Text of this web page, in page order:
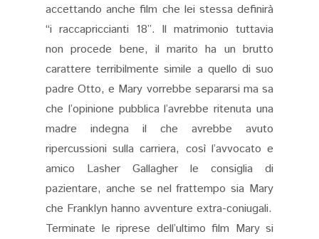
accettando anche film che lei stessa definirà
“i raccapriccianti 18”. Il matrimonio tuttavia
non procede bene, il marito ha un brutto
carattere terribilmente simile a quello di suo
padre Otto, e Mary vorrebbe separarsi ma sa
che l’opinione pubblica l’avrebbe ritenuta una
madre indegna il che avrebbe avuto
ripercussioni sulla carriera, così l’avvocato e
amico Lasher Gallagher le consiglia di
pazientare, anche se nel frattempo sia Mary
che Franklyn hanno avventure extra-coniugali.
Terminate le riprese dell’ultimo film Mary si